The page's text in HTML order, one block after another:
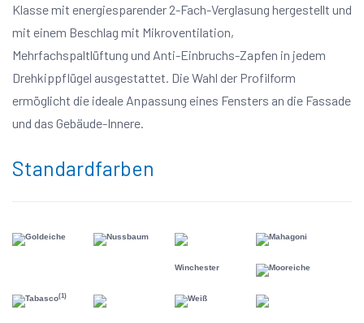
Klasse mit energiesparender 2-Fach-Verglasung hergestellt und
mit einem Beschlag mit Mikroventilation,
Mehrfachspaltlüftung und Anti-Einbruchs-Zapfen in jedem
Drehkippflügel ausgestattet. Die Wahl der Profilform
ermöglicht die ideale Anpassung eines Fensters an die Fassade
und das Gebäude-Innere.
Standardfarben
Goldeiche Nussbaum
Winchester
Mahagoni
Mooreiche
Tabasco(1) Weiß